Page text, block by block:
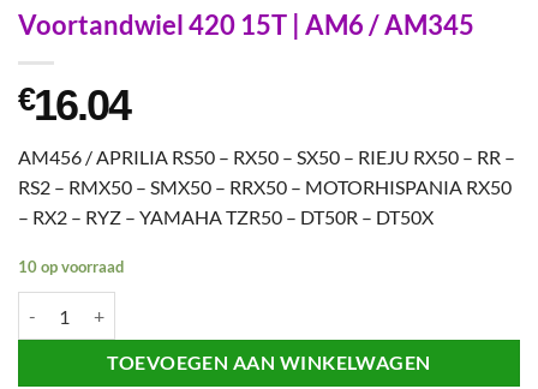
Voortandwiel 420 15T | AM6 / AM345
€16.04
AM456 / APRILIA RS50 – RX50 – SX50 – RIEJU RX50 – RR –
RS2 – RMX50 – SMX50 – RRX50 – MOTORHISPANIA RX50
– RX2 – RYZ – YAMAHA TZR50 – DT50R – DT50X
10 op voorraad
TOEVOEGEN AAN WINKELWAGEN